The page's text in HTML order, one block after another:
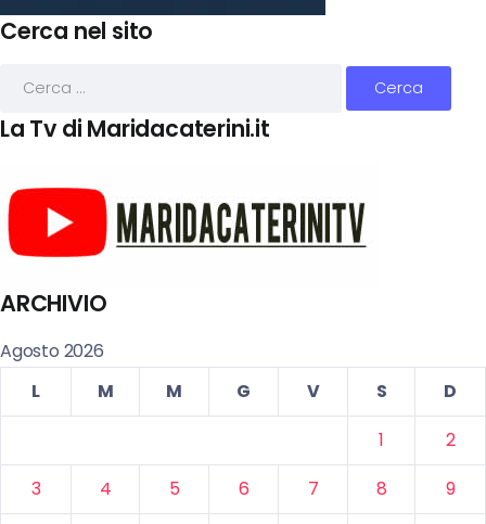
Cerca nel sito
La Tv di Maridacaterini.it
ARCHIVIO
Agosto 2026
L
M M G V S
D
1
2
3
4 5 6 7 8
9